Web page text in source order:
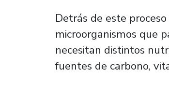
Detrás de este
microorganismos que
necesitan distintos
fuentes de carbono,